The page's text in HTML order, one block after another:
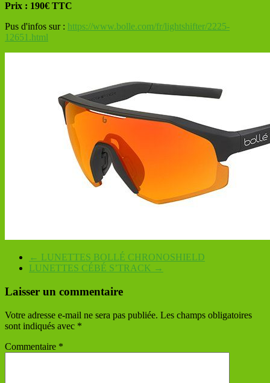
Prix : 190€ TTC
Pus d'infos sur : https://www.bolle.com/fr/lightshifter/2225-
12651.html
← LUNETTES BOLLÉ CHRONOSHIELD
LUNETTES CÉBÉ S’TRACK →
Laisser un commentaire
Votre adresse e-mail ne sera pas publiée. Les champs obligatoires
sont indiqués avec *
Commentaire *